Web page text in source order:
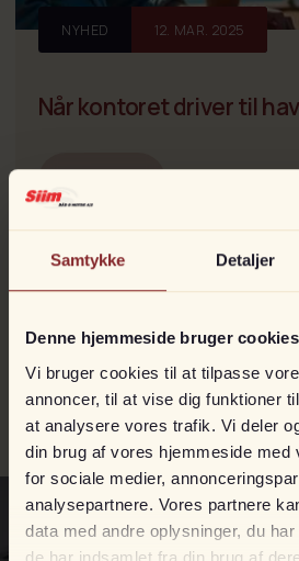
Samtykke Detaljer
Denne hjemmeside bruger cookies
Vi bruger cookies til at tilpasse
annoncer, til at vise dig funktioner
at analysere vores trafik. Vi deler
din brug af vores hjemmeside med
for sociale medier,
analysepartnere. Vores partnere
data med andre oplysninger, du
de har indsamlet fra din brug af
NYHED 12. MAR. 2025
Når kontoret driver til